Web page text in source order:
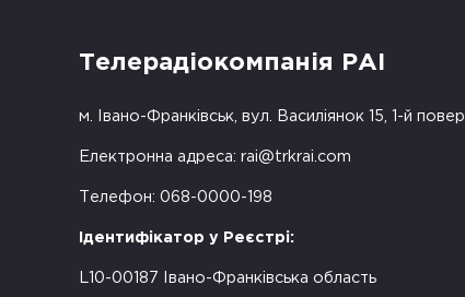
Телерадіокомпанія РАІ
м. Івано-Франківськ, вул. Василіянок 15, 1-й
Електронна адреса: rai@trkrai.com
Телефон: 068-0000-198
Ідентифікатор у Реєстрі:
L10-00187 Івано-Франківська область